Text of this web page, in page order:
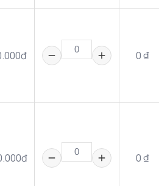
0 ₫
0 ₫